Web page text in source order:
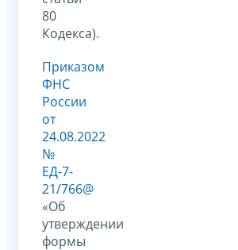
80
Кодекса).
Приказом
ФНС
России
от
24.08.2022
№
ЕД-7-
21/766@
«Об
утверждении
формы